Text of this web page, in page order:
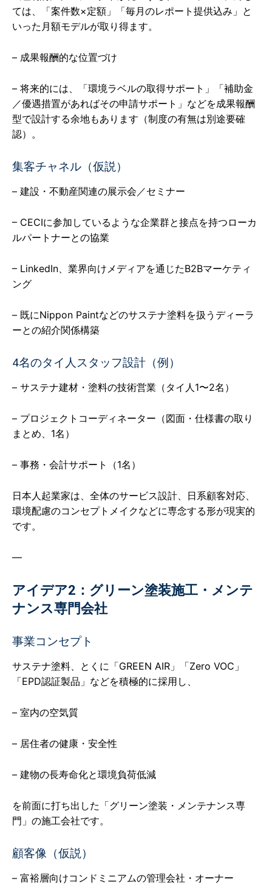
ては、「案件数×定額」「毎月のレポート提供込み」と
いった月額モデルが取り得ます。
– 成果報酬的な位置づけ
– 将来的には、「環境ラベルの取得サポート」「補助金
／優遇措置があればその申請サポート」などを成果報酬
型で設計する余地もあります（制度の有無は別途要確
認）。
集客チャネル（仮説）
– 建設・不動産関連の展示会／セミナー
– CECIに参加しているような企業群と接点を持つローカ
ルパートナーとの協業
– LinkedIn、業界向けメディアを通じたB2Bマーケティ
ング
– 既にNippon Paintなどのサステナ塗料を扱うディーラ
ーとの紹介関係構築
4名のタイ人スタッフ設計（例）
– サステナ建材・塗料の技術営業（タイ人1〜2名）
– プロジェクトコーディネーター（図面・仕様書の取り
まとめ、1名）
– 事務・会計サポート（1名）
日本人起業家は、全体のサービス設計、日系顧客対応、
環境配慮のコンセプトメイクなどに専念する形が現実的
です。
—
アイデア2：グリーン塗装施工・メンテ
ナンス専門会社
事業コンセプト
サステナ塗料、とくに「GREEN AIR」「Zero VOC」
「EPD認証製品」などを積極的に採用し、
– 室内の空気質
– 居住者の健康・安全性
– 建物の長寿命化と環境負荷低減
を前面に打ち出した「グリーン塗装・メンテナンス専
門」の施工会社です。
顧客像（仮説）
– 富裕層向けコンドミニアムの管理会社・オーナー